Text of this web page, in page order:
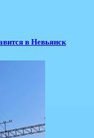
в Невьянск